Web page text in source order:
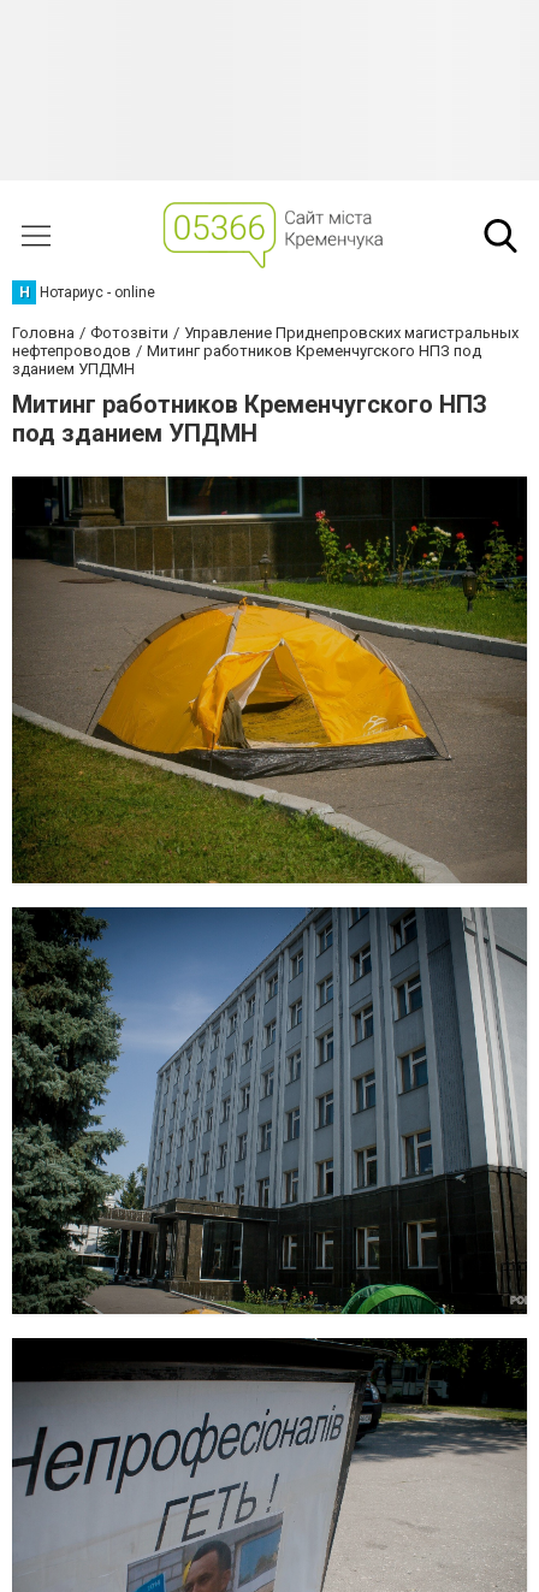
Н Нотариус - online
Головна Фотозвіти
Управление Приднепровских магистральных
нефтепроводов
Митинг работников Кременчугского НПЗ под
зданием УПДМН
Митинг работников Кременчугского НПЗ
под зданием УПДМН